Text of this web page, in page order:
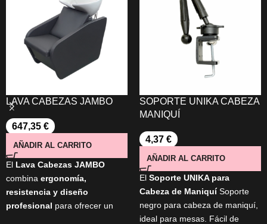
LAVA CABEZAS JAMBO
647,35 €
AÑADIR AL CARRITO
El Lava Cabezas JAMBO
combina ergonomía,
resistencia y diseño
profesional para ofrecer un
SOPORTE UNIKA CABEZA
MANIQUÍ
4,37 €
AÑADIR AL CARRITO
El Soporte UNIKA para
Cabeza de ManiquíSoporte
negro para cabeza de maniquí,
ideal para mesas. Fácil de